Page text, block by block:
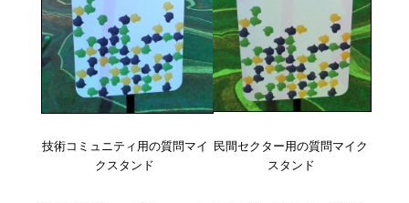
技術コミュニティ用の質問マイ
クスタンド
民間セクター用の質問マイク
スタンド